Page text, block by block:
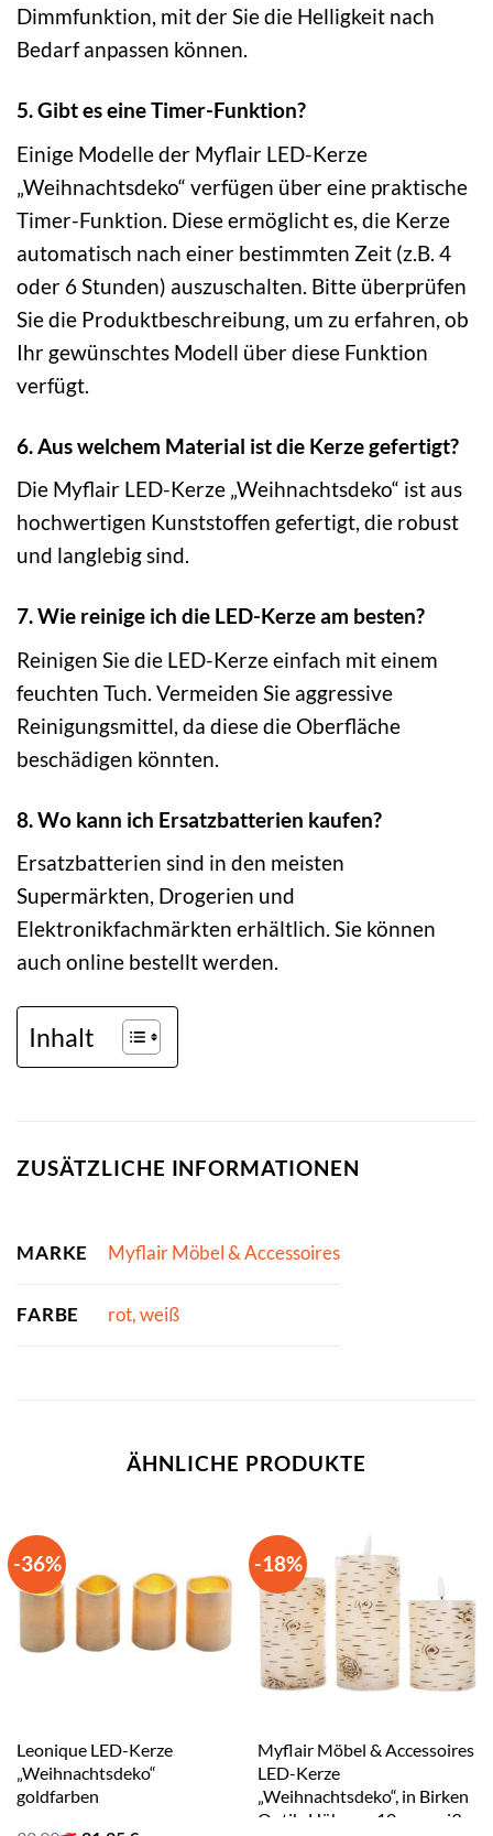
Dimmfunktion, mit der Sie die Helligkeit nach
Bedarf anpassen können.
5. Gibt es eine Timer-Funktion?
Einige Modelle der Myflair LED-Kerze
„Weihnachtsdeko“ verfügen über eine praktische
Timer-Funktion. Diese ermöglicht es, die Kerze
automatisch nach einer bestimmten Zeit (z.B. 4
oder 6 Stunden) auszuschalten. Bitte überprüfen
Sie die Produktbeschreibung, um zu erfahren, ob
Ihr gewünschtes Modell über diese Funktion
verfügt.
6. Aus welchem Material ist die Kerze gefertigt?
Die Myflair LED-Kerze „Weihnachtsdeko“ ist aus
hochwertigen Kunststoffen gefertigt, die robust
und langlebig sind.
7. Wie reinige ich die LED-Kerze am besten?
Reinigen Sie die LED-Kerze einfach mit einem
feuchten Tuch. Vermeiden Sie aggressive
Reinigungsmittel, da diese die Oberfläche
beschädigen könnten.
8. Wo kann ich Ersatzbatterien kaufen?
Ersatzbatterien sind in den meisten
Supermärkten, Drogerien und
Elektronikfachmärkten erhältlich. Sie können
auch online bestellt werden.
Inhalt
ZUSÄTZLICHE INFORMATIONEN
MARKE Myflair Möbel & Accessoires
FARBE rot, weiß
ÄHNLICHE PRODUKTE
-36%
Leonique LED-Kerze
„Weihnachtsdeko“
goldfarben
-18%
Myflair Möbel & Accessoires
LED-Kerze
„Weihnachtsdeko“, in Birken
Optik, Höhe ca. 10 cm weiß